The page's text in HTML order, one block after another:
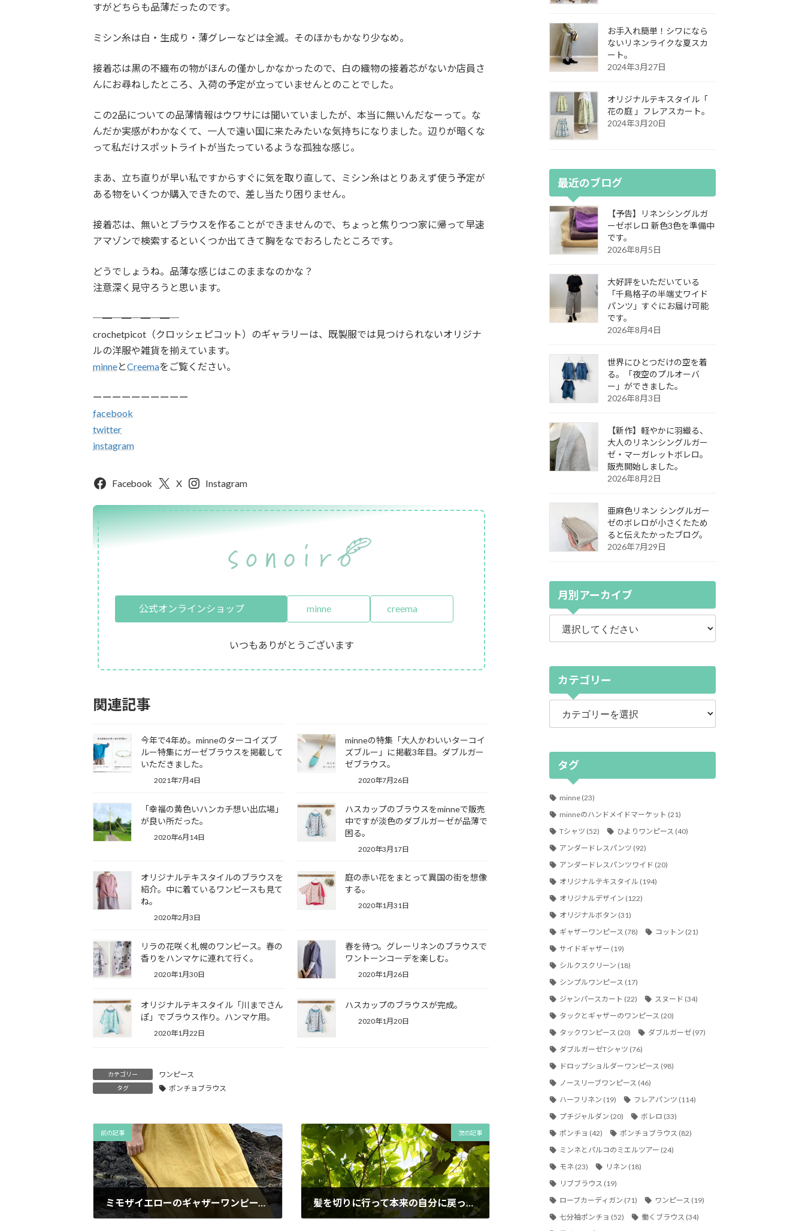
すがどちらも品薄だったのです。
ミシン糸は白・生成り・薄グレーなどは全滅。そのほかもかなり少なめ。
接着芯は黒の不織布の物がほんの僅かしかなかったので、白の織物の接着芯がないか店員さ
んにお尋ねしたところ、入荷の予定が立っていませんとのことでした。
この2品についての品薄情報はウワサには聞いていましたが、本当に無いんだなーって。な
んだか実感がわかなくて、一人で遠い国に来たみたいな気持ちになりました。辺りが暗くな
って私だけスポットライトが当たっているような孤独な感じ。
まあ、立ち直りが早い私ですからすぐに気を取り直して、ミシン糸はとりあえず使う予定が
ある物をいくつか購入できたので、差し当たり困りません。
接着芯は、無いとブラウスを作ることができませんので、ちょっと焦りつつ家に帰って早速
アマゾンで検索するといくつか出てきて胸をなでおろしたところです。
どうでしょうね。品薄な感じはこのままなのかな？
注意深く見守ろうと思います。
─━─━─━─━─
crochetpicot（クロッシェピコット）のギャラリーは、既製服では見つけられないオリジナ
ルの洋服や雑貨を揃えています。
minneとCreemaをご覧ください。
ーーーーーーーーーー
facebook
twitter
instagram
Facebook X Instagram
公式オンラインショップ minne creema
いつもありがとうございます
関連記事
今年で4年め。minneのターコイズブ
ルー特集にガーゼブラウスを掲載して
いただきました。
2021年7月4日
minneの特集「大人かわいいターコイ
ズブルー」に掲載3年目。ダブルガー
ゼブラウス。
2020年7月26日
「幸福の黄色いハンカチ想い出広場」
が良い所だった。
2020年6月14日
ハスカップのブラウスをminneで販売
中ですが淡色のダブルガーゼが品薄で
困る。
2020年3月17日
オリジナルテキスタイルのブラウスを
紹介。中に着ているワンピースも見て
ね。
2020年2月3日
庭の赤い花をまとって異国の街を想像
する。
2020年1月31日
リラの花咲く札幌のワンピース。春の
香りをハンマケに連れて行く。
2020年1月30日
春を待つ。グレーリネンのブラウスで
ワントーンコーデを楽しむ。
2020年1月26日
オリジナルテキスタイル「川までさん
ぽ」でブラウス作り。ハンマケ用。
2020年1月22日
ハスカップのブラウスが完成。
2020年1月20日
カテゴリー ワンピース
タグ ポンチョブラウス
前の記事
ミモザイエローのギャザーワンピース。画像編集を忘れていたので今ごろ差し替え。
次の記事
髪を切りに行って本来の自分に戻ったような気がする。
お手入れ簡単！シワになら
ないリネンライクな夏スカ
ート。
2024年3月27日
オリジナルテキスタイル「
花の庭 」フレアスカート。
2024年3月20日
最近のブログ
【予告】リネンシングルガ
ーゼボレロ 新色3色を準備中
です。
2026年8月5日
大好評をいただいている
「千鳥格子の半端丈ワイド
パンツ」すぐにお届け可能
です。
2026年8月4日
世界にひとつだけの空を着
る。「夜空のプルオーバ
ー」ができました。
2026年8月3日
【新作】軽やかに羽織る、
大人のリネンシングルガー
ゼ・マーガレットボレロ。
販売開始しました。
2026年8月2日
亜麻色リネン シングルガー
ゼのボレロが小さくたため
ると伝えたかったブログ。
2026年7月29日
月別アーカイブ
カテゴリー
カ
ゴ
タグ
minne(23)
minneのハンドメイドマーケット (21)
Tシャツ (52) ひよりワンピース (40)
アンダードレスパンツ (92)
アンダードレスパンツワイド (20)
オリジナルテキスタイル (194)
オリジナルデザイン (122)
オリジナルボタン (31)
ギャザーワンピース (78) コットン (21)
サイドギャザー (19)
シルクスクリーン (18)
シンプルワンピース (17)
ジャンパースカート (22) スヌード (34)
タックとギャザーのワンピース (20)
タックワンピース (20) ダブルガーゼ (97)
ダブルガーゼTシャツ (76)
ドロップショルダーワンピース (98)
ノースリーブワンピース (46)
ハーフリネン (19) フレアパンツ (114)
プチジャルダン (20) ボレロ (33)
ポンチョ (42) ポンチョブラウス (82)
ミンネとパルコのミエルツアー (24)
モネ(23) リネン (18)
リブブラウス (19)
ローブカーディガン (71) ワンピース (19)
七分袖ポンチョ (52) 働くブラウス (34)